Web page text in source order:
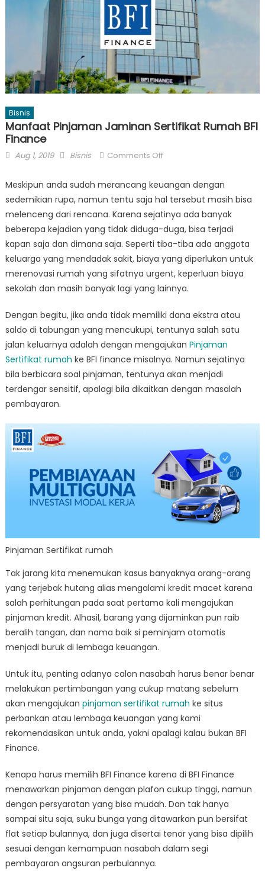
Bisnis
Manfaat Pinjaman Jaminan Sertifikat Rumah BFI
Finance
Posted
Aug 1, 2019 Author
Bisnis Comments Offon
Pinjaman
Jaminan
Sertifikat
Rumah
BFI
Finance
Meskipun anda sudah merancang keuangan dengan
sedemikian rupa, namun tentu saja hal tersebut masih bisa
melenceng dari rencana. Karena sejatinya ada banyak
beberapa kejadian yang tidak diduga-duga, bisa terjadi
kapan saja dan dimana saja. Seperti tiba-tiba ada anggota
keluarga yang mendadak sakit, biaya yang diperlukan untuk
merenovasi rumah yang sifatnya urgent, keperluan biaya
sekolah dan masih banyak lagi yang lainnya.
Dengan begitu, jika anda tidak memiliki dana ekstra atau
saldo di tabungan yang mencukupi, tentunya salah satu
jalan keluarnya adalah dengan mengajukan Pinjaman
Sertifikat rumah ke BFI finance misalnya. Namun sejatinya
bila berbicara soal pinjaman, tentunya akan menjadi
terdengar sensitif, apalagi bila dikaitkan dengan masalah
pembayaran.
Pinjaman Sertifikat rumah
Tak jarang kita menemukan kasus banyaknya orang-orang
yang terjebak hutang alias mengalami kredit macet karena
salah perhitungan pada saat pertama kali mengajukan
pinjaman kredit. Alhasil, barang yang dijaminkan pun raib
beralih tangan, dan nama baik si peminjam otomatis
menjadi buruk di lembaga keuangan.
Untuk itu, penting adanya calon nasabah harus benar benar
melakukan pertimbangan yang cukup matang sebelum
akan mengajukan pinjaman sertifikat rumah ke situs
perbankan atau lembaga keuangan yang kami
rekomendasikan untuk anda, yakni apalagi kalau bukan BFI
Finance.
Kenapa harus memilih BFI Finance karena di BFI Finance
menawarkan pinjaman dengan plafon cukup tinggi, namun
dengan persyaratan yang bisa mudah. Dan tak hanya
sampai situ saja, suku bunga yang ditawarkan pun bersifat
flat setiap bulannya, dan juga disertai tenor yang bisa dipilih
sesuai dengan kemampuan nasabah dalam segi
pembayaran angsuran perbulannya.